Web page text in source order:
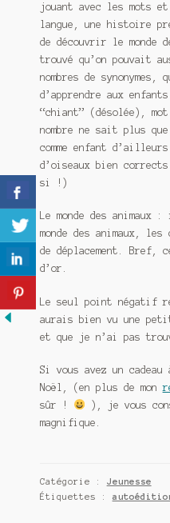
jouant avec les mots
langue, une histoire
de découvrir le monde
trouvé qu’on pouvait
nombres de synonymes,
d’apprendre aux
“chiant” (désolée), mot
nombre ne sait plus
comme enfant
d’oiseaux bien
si !)
Le monde des
monde des animaux,
de déplacement. Bref,
d’or.
Le seul point négatif
aurais bien vu une
et que je n’ai pas
Si vous avez un
Noël, (en plus de mon
sûr !
), je vous
magnifique.
Catégorie : Jeunesse
Étiquettes :